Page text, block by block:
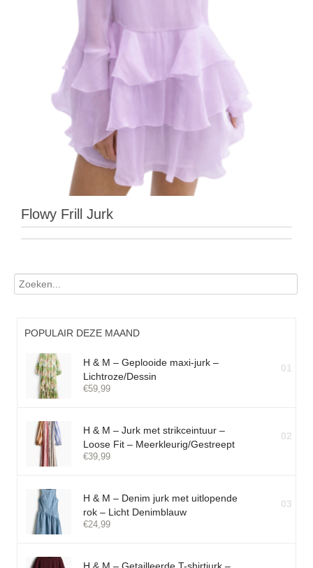
Flowy Frill Jurk
POPULAIR DEZE MAAND
H & M – Geplooide maxi-jurk –
Lichtroze/Dessin
€59,99
01
H & M – Jurk met strikceintuur –
Loose Fit – Meerkleurig/Gestreept
€39,99
02
H & M – Denim jurk met uitlopende
rok – Licht Denimblauw
€24,99
03